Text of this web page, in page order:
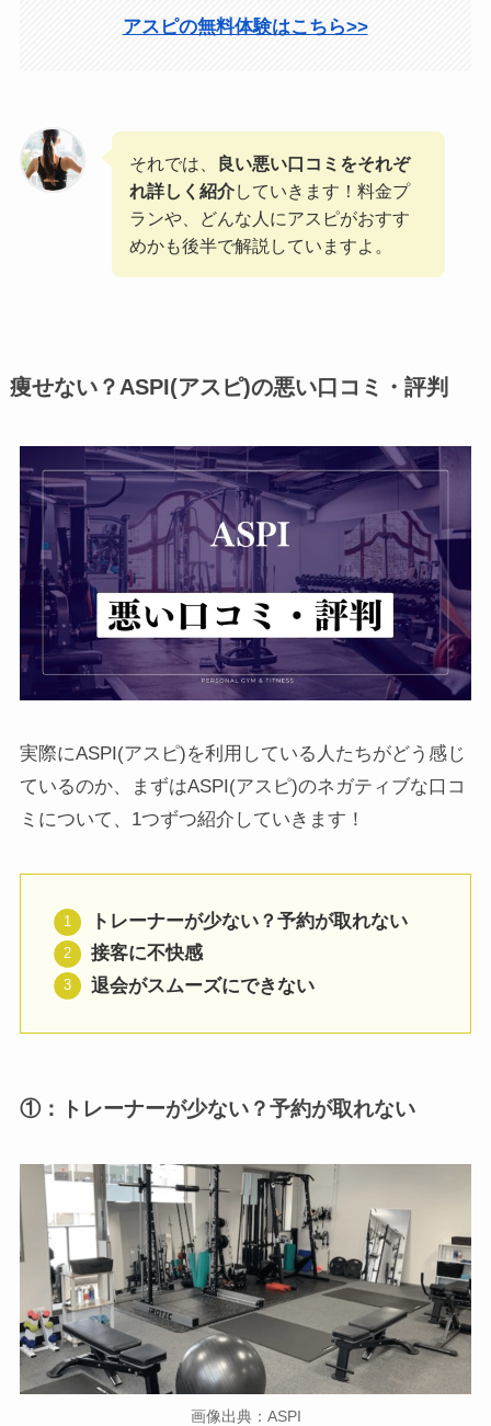
アスピの無料体験はこちら>>
それでは、
良い悪い口コミをそれぞ
れ詳しく紹介していきます！料金プ
ランや、どんな人にアスピがおすす
めかも後半で解説していますよ。
痩せない？ASPI(アスピ)の悪い口コミ・評判
実際にASPI(アスピ)を利用している人たちがどう感じ
ているのか、まずはASPI(アスピ)のネガティブな口コ
ミについて、1つずつ紹介していきます！
トレーナーが少ない？予約が取れない
接客に不快感
退会がスムーズにできない
①：トレーナーが少ない？予約が取れない
画像出典：ASPI